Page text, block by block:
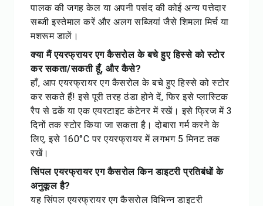
पालक की जगह केल या अपनी पसंद की कोई अन्य पत्तेदार
सब्जी इस्तेमाल करें और अलग सब्जियां जैसे शिमला मिर्च या
मशरूम डालें।
क्या मैं एयरफ्रायर एग कैसरोल के बचे हुए हिस्से को स्टोर
कर सकता/सकती हूँ, और कैसे?
हाँ, आप एयरफ्रायर एग कैसरोल के बचे हुए हिस्से को स्टोर
कर सकते हैं! इसे पूरी तरह ठंडा होने दें, फिर इसे प्लास्टिक
रैप से ढकें या एक एयरटाइट कंटेनर में रखें। इसे फ्रिज में 3
दिनों तक स्टोर किया जा सकता है। दोबारा गर्म करने के
लिए, इसे 160°C पर एयरफ्रायर में लगभग 5 मिनट तक
रखें।
सिंपल एयरफ्रायर एग कैसरोल किन डाइटरी प्रतिबंधों के
अनुकूल है?
यह सिंपल एयरफ्रायर एग कैसरोल विभिन्न डाइटरी